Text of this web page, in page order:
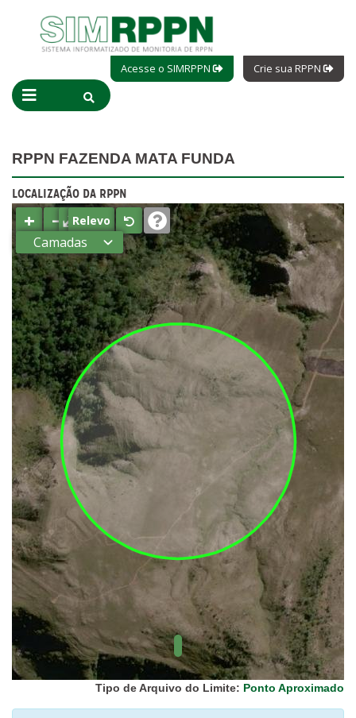
Acesse o SIMRPPN Crie sua RPPN
RPPN FAZENDA MATA FUNDA
LOCALIZAÇÃO DA RPPN
+ −⤢Relevo
Camadas
Estados
Municípios
Terras
indígenas
(FUNAI)
UC Federal
UC Estaduais
UC
Municipais
Hidrografia
1:1.000.000
(ANA)
Biomas
(IBGE)
Vegetação
(IBGE)
Rodovias
(IBGE)
Relevo
(IBGE)
Tipo de Arquivo do Limite: Ponto Aproximado